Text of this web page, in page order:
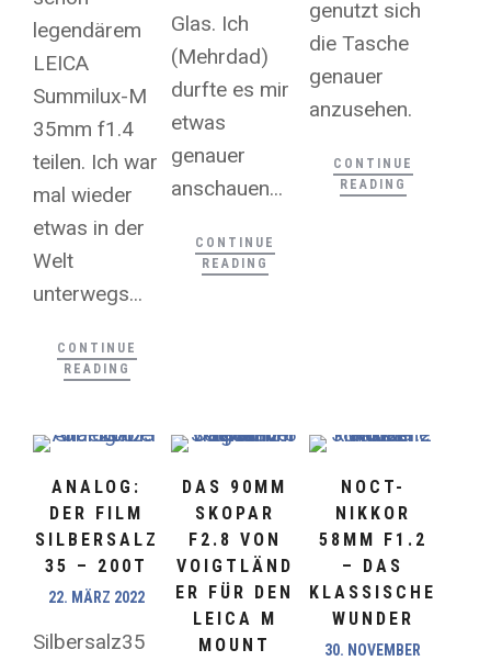
legendärem
LEICA
Summilux-M
35mm f1.4
teilen. Ich war
mal wieder
etwas in der
Welt
unterwegs...
CONTINUE
READING
Glas. Ich
(Mehrdad)
durfte es mir
etwas
genauer
anschauen...
CONTINUE
READING
genutzt sich
die Tasche
genauer
anzusehen.
CONTINUE
READING
ANALOG:
DER FILM
SILBERSALZ
35 – 200T
22. MÄRZ 2022
Silbersalz35
DAS 90MM
SKOPAR
F2.8 VON
VOIGTLÄND
ER FÜR DEN
LEICA M
MOUNT
NOCT-
NIKKOR
58MM F1.2
– DAS
KLASSISCHE
WUNDER
30. NOVEMBER